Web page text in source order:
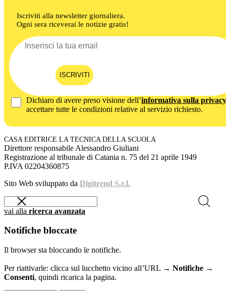
Iscriviti alla newsletter giornaliera.
Ogni sera riceverai le notizie gratis!
ISCRIVITI
Dichiaro di avere preso visione dell’informativa sulla privacy
accettare tutte le condizioni relative al servizio richiesto.
CASA EDITRICE LA TECNICA DELLA SCUOLA
Direttore responsabile Alessandro Giuliani
Registrazione al tribunale di Catania n. 75 del 21 aprile 1949
P.IVA 02204360875
Sito Web sviluppato da Digitrend S.r.l.
vai alla ricerca avanzata
Notifiche bloccate
Il browser sta bloccando le notifiche.
Per riattivarle: clicca sul lucchetto vicino all’URL → Notifiche →
Consenti, quindi ricarica la pagina.